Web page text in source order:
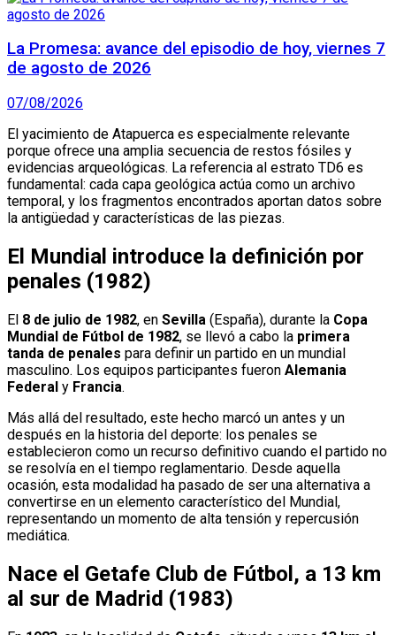
La Promesa: avance del episodio de hoy, viernes 7
de agosto de 2026
07/08/2026
El yacimiento de Atapuerca es especialmente relevante
porque ofrece una amplia secuencia de restos fósiles y
evidencias arqueológicas. La referencia al estrato TD6 es
fundamental: cada capa geológica actúa como un archivo
temporal, y los fragmentos encontrados aportan datos sobre
la antigüedad y características de las piezas.
El Mundial introduce la definición por
penales (1982)
El 8 de julio de 1982, en Sevilla (España), durante la Copa
Mundial de Fútbol de 1982, se llevó a cabo la primera
tanda de penales para definir un partido en un mundial
masculino. Los equipos participantes fueron Alemania
Federal y Francia.
Más allá del resultado, este hecho marcó un antes y un
después en la historia del deporte: los penales se
establecieron como un recurso definitivo cuando el partido no
se resolvía en el tiempo reglamentario. Desde aquella
ocasión, esta modalidad ha pasado de ser una alternativa a
convertirse en un elemento característico del Mundial,
representando un momento de alta tensión y repercusión
mediática.
Nace el Getafe Club de Fútbol, a 13 km
al sur de Madrid (1983)